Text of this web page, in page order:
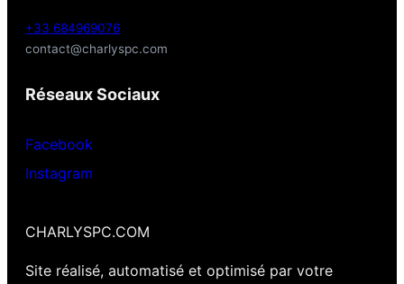
+33 684969076
contact@charlyspc.com
Réseaux Sociaux
Facebook
Instagram
CHARLYSPC.COM
Site réalisé, automatisé et optimisé par votre